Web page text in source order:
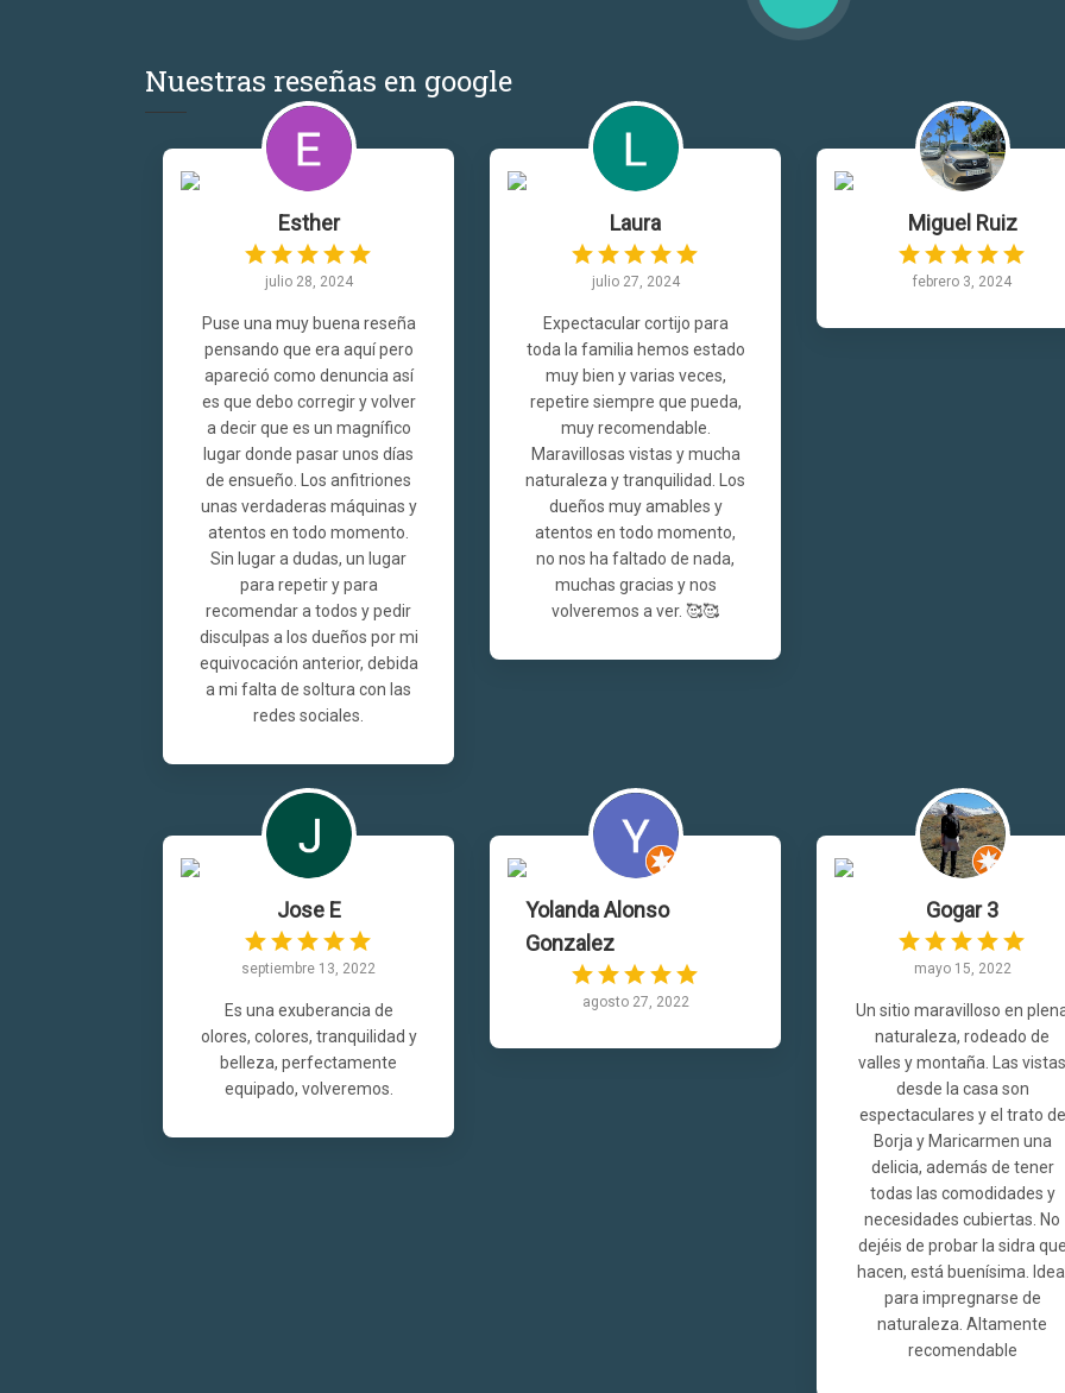
Nuestras reseñas en google
Esther
julio 28, 2024
Puse una muy buena reseña
pensando que era aquí pero
apareció como denuncia así
es que debo corregir y volver
a decir que es un magnífico
lugar donde pasar unos días
de ensueño. Los anfitriones
unas verdaderas máquinas y
atentos en todo momento.
Sin lugar a dudas, un lugar
para repetir y para
recomendar a todos y pedir
disculpas a los dueños por mi
equivocación anterior, debida
a mi falta de soltura con las
redes sociales.
Laura
julio 27, 2024
Expectacular cortijo para
toda la familia hemos estado
muy bien y varias veces,
repetire siempre que pueda,
muy recomendable.
Maravillosas vistas y mucha
naturaleza y tranquilidad. Los
dueños muy amables y
atentos en todo momento,
no nos ha faltado de nada,
muchas gracias y nos
volveremos a ver. 🥰🥰
Miguel Ruiz
febrero 3, 2024
Jose E
septiembre 13, 2022
Es una exuberancia de
olores, colores, tranquilidad y
belleza, perfectamente
equipado, volveremos.
Yolanda Alonso
Gonzalez
agosto 27, 2022
Gogar 3
mayo 15, 2022
Un sitio maravilloso en
naturaleza, rodeado de
valles y montaña. Las vistas
desde la casa son
espectaculares y el trato de
Borja y Maricarmen una
delicia, además de tener
todas las comodidades y
necesidades cubiertas. No
dejéis de probar la sidra que
hacen, está buenísima. Ideal
para impregnarse de
naturaleza. Altamente
recomendable